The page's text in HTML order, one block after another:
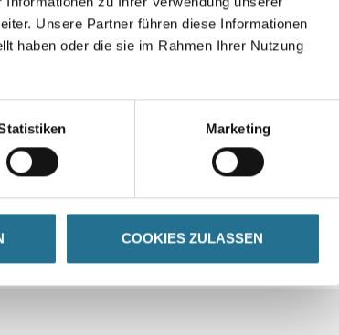
Unsere Partner führen diese Informationen
haben oder die sie im Rahmen Ihrer Nutzung
Marketing
COOKIES ZULASSEN